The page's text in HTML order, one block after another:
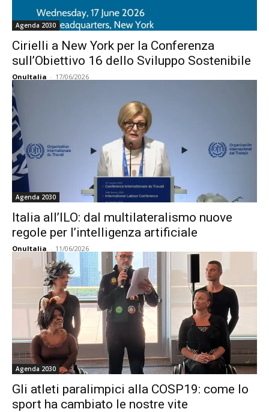
Agenda 2030
Cirielli a New York per la Conferenza
sull’Obiettivo 16 dello Sviluppo Sostenibile
OnuItalia - 17/06/2026
Agenda 2030
Italia all’ILO: dal multilateralismo nuove
regole per l’intelligenza artificiale
OnuItalia - 11/06/2026
Agenda 2030
Gli atleti paralimpici alla COSP19: come lo
sport ha cambiato le nostre vite